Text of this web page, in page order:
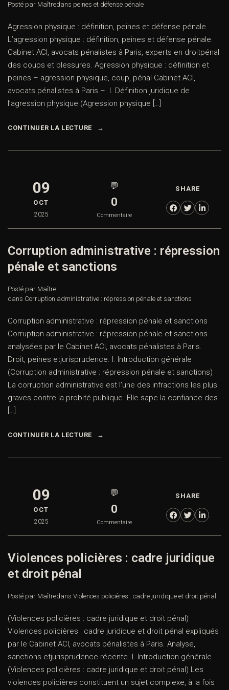
Posté par Maîtredans peines et défense pénale
Agression physique : définition, peines et défense pénale
L’agression physique : définition, peines et défense pénale.
Cabinet ACI, avocats pénalistes à Paris, experts en droitpénal
des coups et blessures. Agression physique : définition et
peines – agression physique, coup, pénal Cabinet ACI,
avocats pénalistes à Paris – I. Définition juridique de
l’agression physique (Agression physique […]
CONTINUER LA LECTURE
09
OCT
2025
💬
0
Commentaire
SHARE
Corruption administrative : répression
pénale et sanctions
Posté par Maître
dans Corruption administrative : répression pénale et sanctions
Corruption administrative : répression pénale et sanctions
Corruption administrative : répression pénale et sanctions
analysées par le Cabinet ACI, avocats pénalistes à Paris.
Droit, peines etjurisprudence. I. Introduction générale
(Corruption administrative : répression pénale et sanctions)
La corruption administrative est l’une des infractions les plus
graves contre la probité publique. Elle sape la confiance des
[…]
CONTINUER LA LECTURE
09
OCT
2025
💬
0
Commentaire
SHARE
Violences policières : cadre juridique
et droit pénal
Posté par Maîtredans Violences policières : cadre juridique et droit pénal
(Violences policières : cadre juridique et droit pénal)
Violences policières : cadre juridique et droit pénal expliqués
par le Cabinet ACI, avocats pénalistes à Paris. Analyse,
sanctions etjurisprudence récente. I. Introduction générale
(Violences policières : cadre juridique et droit pénal) Les
violences policières constituent un sujet complexe, à la fois